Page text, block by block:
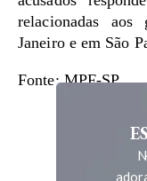
relacionadas
Janeiro e em São
Fonte: MPF-SP